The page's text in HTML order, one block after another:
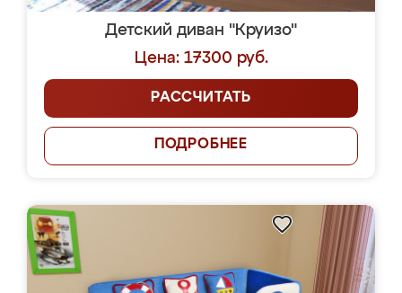
Детский диван "Круизо"
Цена: 17300 руб.
РАССЧИТАТЬ
ПОДРОБНЕЕ